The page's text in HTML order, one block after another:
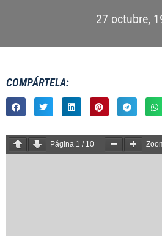
27 octubre,
COMPÁRTELA:
Página 1 / 10